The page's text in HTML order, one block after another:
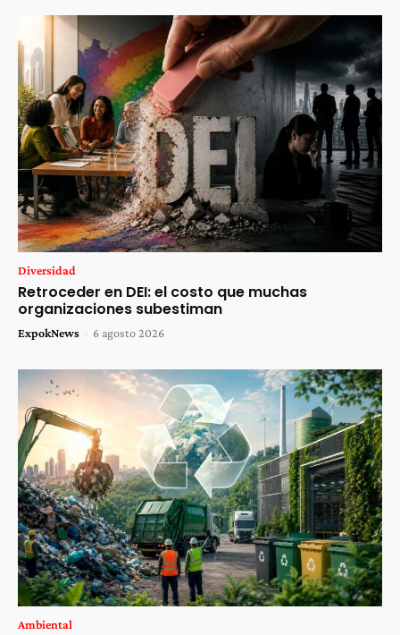
Diversidad
Retroceder en DEI: el costo que muchas
organizaciones subestiman
ExpokNews - 6 agosto 2026
Ambiental